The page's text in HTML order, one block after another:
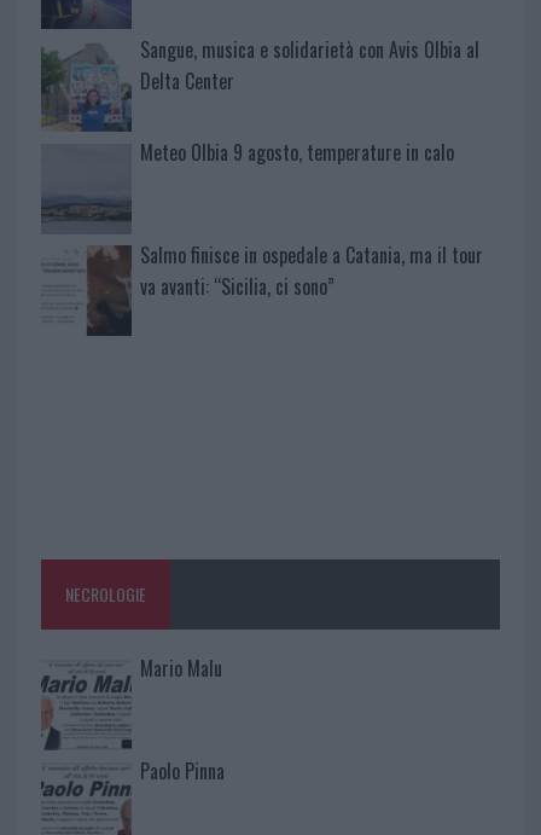
Sangue, musica e solidarietà con Avis Olbia al
Delta Center
Meteo Olbia 9 agosto, temperature in calo
Salmo finisce in ospedale a Catania, ma il tour
va avanti: “Sicilia, ci sono”
NECROLOGIE
Mario Malu
Paolo Pinna